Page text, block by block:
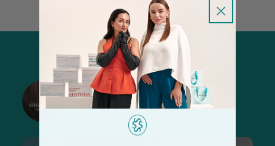
@sisters_stelmakh в Instagram
Підписатися